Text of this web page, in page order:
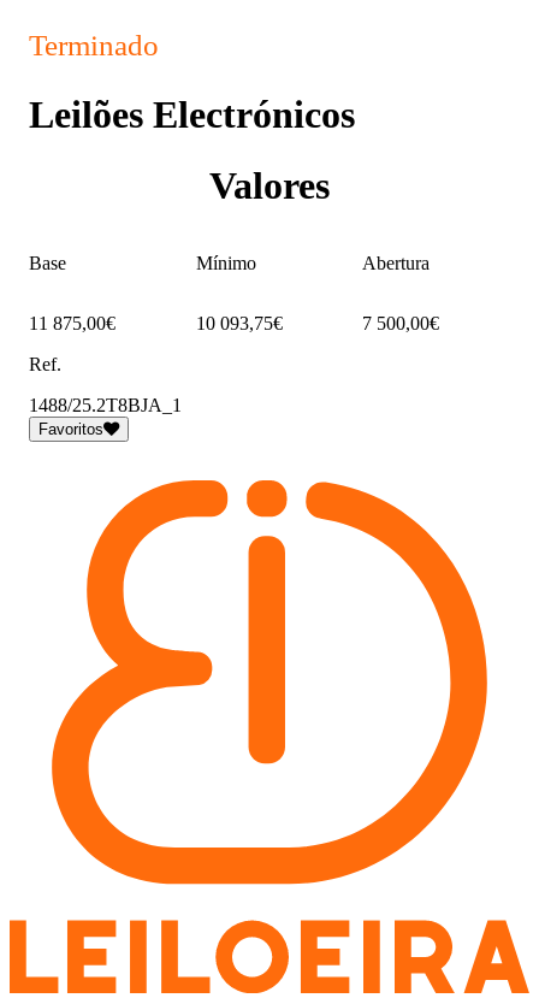
Terminado
Leilões Electrónicos
Valores
Base Mínimo Abertura
11 875,00€ 10 093,75€
7 500,00€
Ref.
1488/25.2T8BJA_1
Favoritos